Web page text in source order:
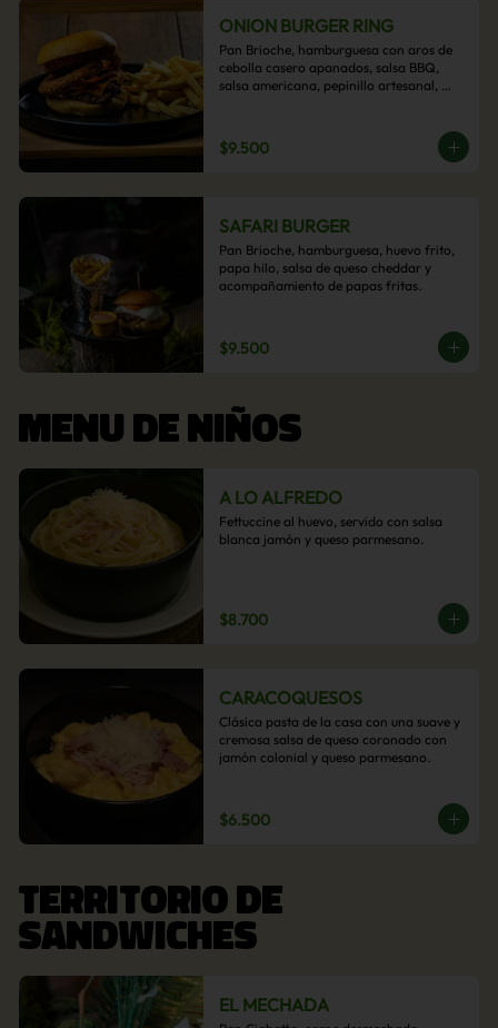
ONION BURGER RING
Pan Brioche, hamburguesa con aros de
cebolla casero apanados, salsa BBQ,
salsa americana, pepinillo artesanal,
papas fritas.
$9.500
SAFARI BURGER
Pan Brioche, hamburguesa, huevo frito,
papa hilo, salsa de queso cheddar y
acompañamiento de papas fritas.
$9.500
MENU DE NIÑOS
A LO ALFREDO
Fettuccine al huevo, servido con salsa
blanca jamón y queso parmesano.
$8.700
CARACOQUESOS
Clásica pasta de la casa con una suave y
cremosa salsa de queso coronado con
jamón colonial y queso parmesano.
$6.500
TERRITORIO DE
SANDWICHES
EL MECHADA